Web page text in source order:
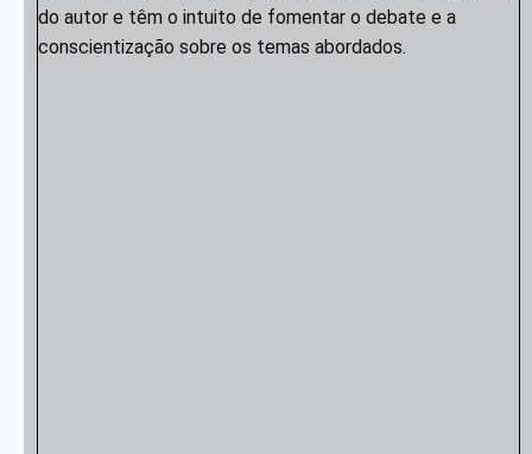
do autor e têm o intuito de fomentar o debate e a
conscientização sobre os temas abordados.